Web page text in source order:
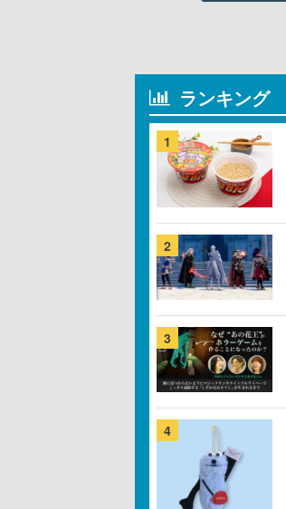
ランキング
1
2
3
4